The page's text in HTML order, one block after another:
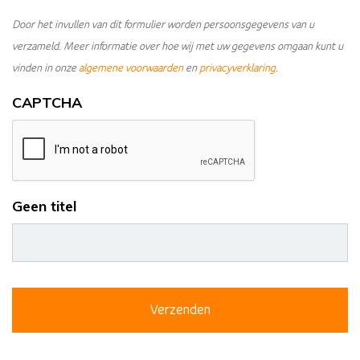
Door het invullen van dit formulier worden persoonsgegevens van u
verzameld. Meer informatie over hoe wij met uw gegevens omgaan kunt u
vinden in onze algemene voorwaardenen privacyverklaring.
CAPTCHA
Geen titel